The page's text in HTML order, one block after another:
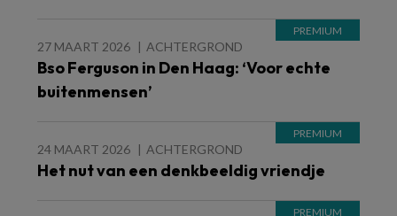
27 MAART 2026 ACHTERGROND
Bso Ferguson in Den Haag: ‘Voor echte
buitenmensen’
24 MAART 2026 ACHTERGROND
Het nut van een denkbeeldig vriendje